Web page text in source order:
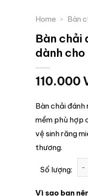
Home > Bàn
Bàn chải
dành
110.000
Bàn chải đánh
mềm phù hợp
vệ sinh răng
thương.
Số lượng:
Vì sao bạn